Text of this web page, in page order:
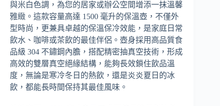
與米白色調，為您的居家或辦公空間增添一抹溫馨
雅緻。這款容量高達 1500 毫升的保溫壺，不僅外
型時尚，更兼具卓越的保溫保冷效能，是家庭日常
飲水、咖啡或茶飲的最佳伴侶。壺身採用高品質食
品級 304 不鏽鋼內膽，搭配精密抽真空技術，形成
高效的雙層真空絕緣結構，能夠長效鎖住飲品溫
度，無論是寒冷冬日的熱飲，還是炎炎夏日的冰
飲，都能長時間保持其最佳風味。